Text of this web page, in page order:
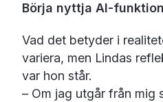
Börja nyttja AI-
Vad det betyder i
variera, men Lindas
var hon står.
– Om jag utgår från mig